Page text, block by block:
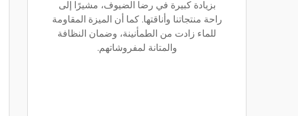
بزيادة كبيرة في رضا الضيوف، مشيرًا إلى
راحة منتجاتنا وأناقتها. كما أن الميزة المقاومة
للماء زادت من الطمأنينة، وضمان النظافة
والمتانة لمفروشاتهم.